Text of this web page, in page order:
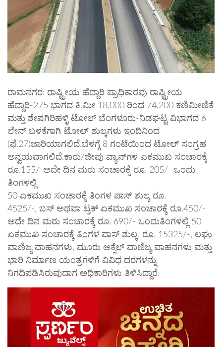
ರಾಮನಗರ: ರಾಷ್ಟ್ರೀಯ ಹೆದ್ದಾರಿ ಪ್ರಾಧಿಕಾರವು ರಾಷ್ಟ್ರೀಯ
ಹೆದ್ದಾರಿ-275 ಭಾಗದ ಕಿ.ಮೀ 18,000 ರಿಂದ 74,200 ಕಣಿಮೀಣಿಕೆ
ಮತ್ತು ಶೇಷಗಿರಿಹಳ್ಳಿ ಟೋಲ್ ಬೆಂಗಳೂರು-ನಿಡಘಟ್ಟ ವಿಭಾಗದ 6
ಲೇನ್ ಬಳಕೆಗಾಗಿ ಟೋಲ್ ಶುಲ್ಕಗಳು ಇಂದಿನಿಂದ
(ಫೆ.27)ಜಾರಿಯಾಗಲಿದೆ.ಬೆಳಗ್ಗೆ 8 ಗಂಟೆಯಿಂದ ಟೋಲ್ ಸಂಗ್ರಹ
ಅನ್ವಯವಾಗಲಿದೆ.ಕಾರು/ಜೀಪು ವ್ಯಾನ್‌ಗಳ ಏಕಮುಖ ಸಂಚಾರಕ್ಕೆ
ರೂ.155/-ಅದೇ ದಿನ ಮರು ಸಂಚಾರಕ್ಕೆ ರೂ. 205/- ಒಂದು
ತಿಂಗಳಲ್ಲಿ
50 ಏಕಮುಖ ಸಂಚಾರಕ್ಕೆ ತಿಂಗಳ ಪಾಸ್ ಶುಲ್ಕ ರೂ.
4525/-, ಬಸ್ ಅಥವಾ ಟ್ರಕ್ ಏಕಮುಖ ಸಂಚಾರಕ್ಕೆ ರೂ.450/-
ಅದೇ ದಿನ ಮರು ಸಂಚಾರಕ್ಕೆ ರೂ. 690/- ಒಂದುತಿಂಗಳಲ್ಲಿ 50
ಏಕಮುಖ ಸಂಚಾರಕ್ಕೆ ತಿಂಗಳ ಪಾಸ್ ಶುಲ್ಕ. ರೂ. 15325/-, ಲಘು
ವಾಣಿಜ್ಯ ವಾಹನಗಳು, ಮೂರು ಅಕ್ಸೆಲ್ ವಾಣಿಜ್ಯ ವಾಹನಗಳು ಮತ್ತು
ಭಾರಿ ನಿರ್ಮಾಣ ಯಂತ್ರಗಳಿಗೆ ವಿವಿಧ ದರಗಳನ್ನು
ನಿಗದಿಪಡಿಸಿರುವುದಾಗ ಅಧಿಕಾರಿಗಳು ತಿಳಿಸಿದ್ದಾರೆ.